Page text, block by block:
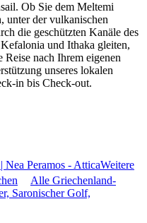
Ob Sie dem Meltemi
unter der vulkanischen
die geschützten Kanäle des
und Ithaka gleiten,
nach Ihrem eigenen
unseres lokalen
in bis Check-out.
Nea Peramos - AtticaWeitere
Alle Griechenland-
Saronischer Golf,